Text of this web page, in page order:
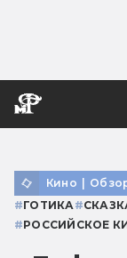
Кино |
#ГОТИКА #
#РОССИЙСКОЕ